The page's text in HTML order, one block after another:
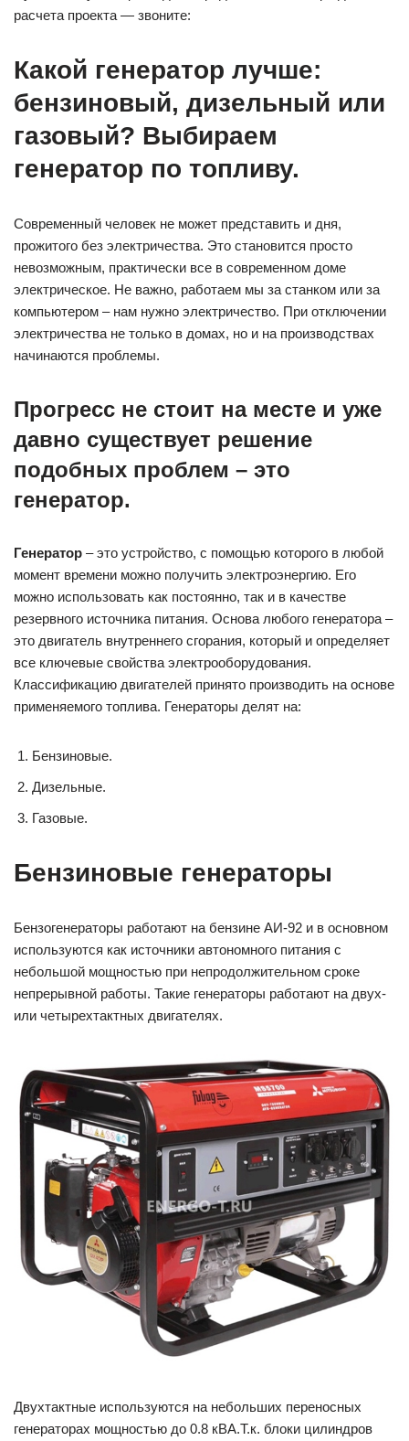
расчета проекта — звоните:
Какой генератор лучше:
бензиновый, дизельный или
газовый? Выбираем
генератор по топливу.
Современный человек не может представить и дня,
прожитого без электричества. Это становится просто
невозможным, практически все в современном доме
электрическое. Не важно, работаем мы за станком или за
компьютером – нам нужно электричество. При отключении
электричества не только в домах, но и на производствах
начинаются проблемы.
Прогресс не стоит на месте и уже
давно существует решение
подобных проблем – это
генератор.
Генератор – это устройство, с помощью которого в любой
момент времени можно получить электроэнергию. Его
можно использовать как постоянно, так и в качестве
резервного источника питания. Основа любого генератора –
это двигатель внутреннего сгорания, который и определяет
все ключевые свойства электрооборудования.
Классификацию двигателей принято производить на основе
применяемого топлива. Генераторы делят на:
Бензиновые.
Дизельные.
Газовые.
Бензиновые генераторы
Бензогенераторы работают на бензине АИ-92 и в основном
используются как источники автономного питания с
небольшой мощностью при непродолжительном сроке
непрерывной работы. Такие генераторы работают на двух-
или четырехтактных двигателях.
Двухтактные используются на небольших переносных
генераторах мощностью до 0.8 кВА.Т.к. блоки цилиндров